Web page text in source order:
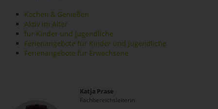
Kochen & Genießen
Aktiv im Alter
für Kinder und Jugendliche
Ferienangebote für Kinder und Jugendliche
Ferienangebote für Erwachsene
Katja Prase
Fachbereichsleiterin